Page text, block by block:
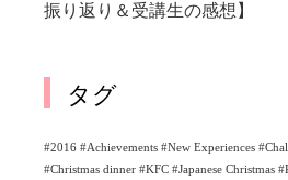
振り返り＆受講生の感想】
タグ
#2016 #Achievements #New Experiences
#Christmas dinner #KFC #Japanese Christmas